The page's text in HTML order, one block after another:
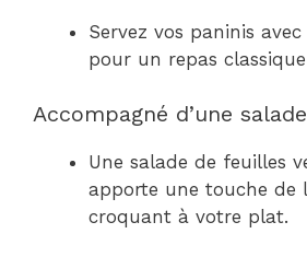
Servez vos paninis
pour un repas
Accompagné d’une
Une salade de feuilles
apporte une touche de
croquant à votre plat.